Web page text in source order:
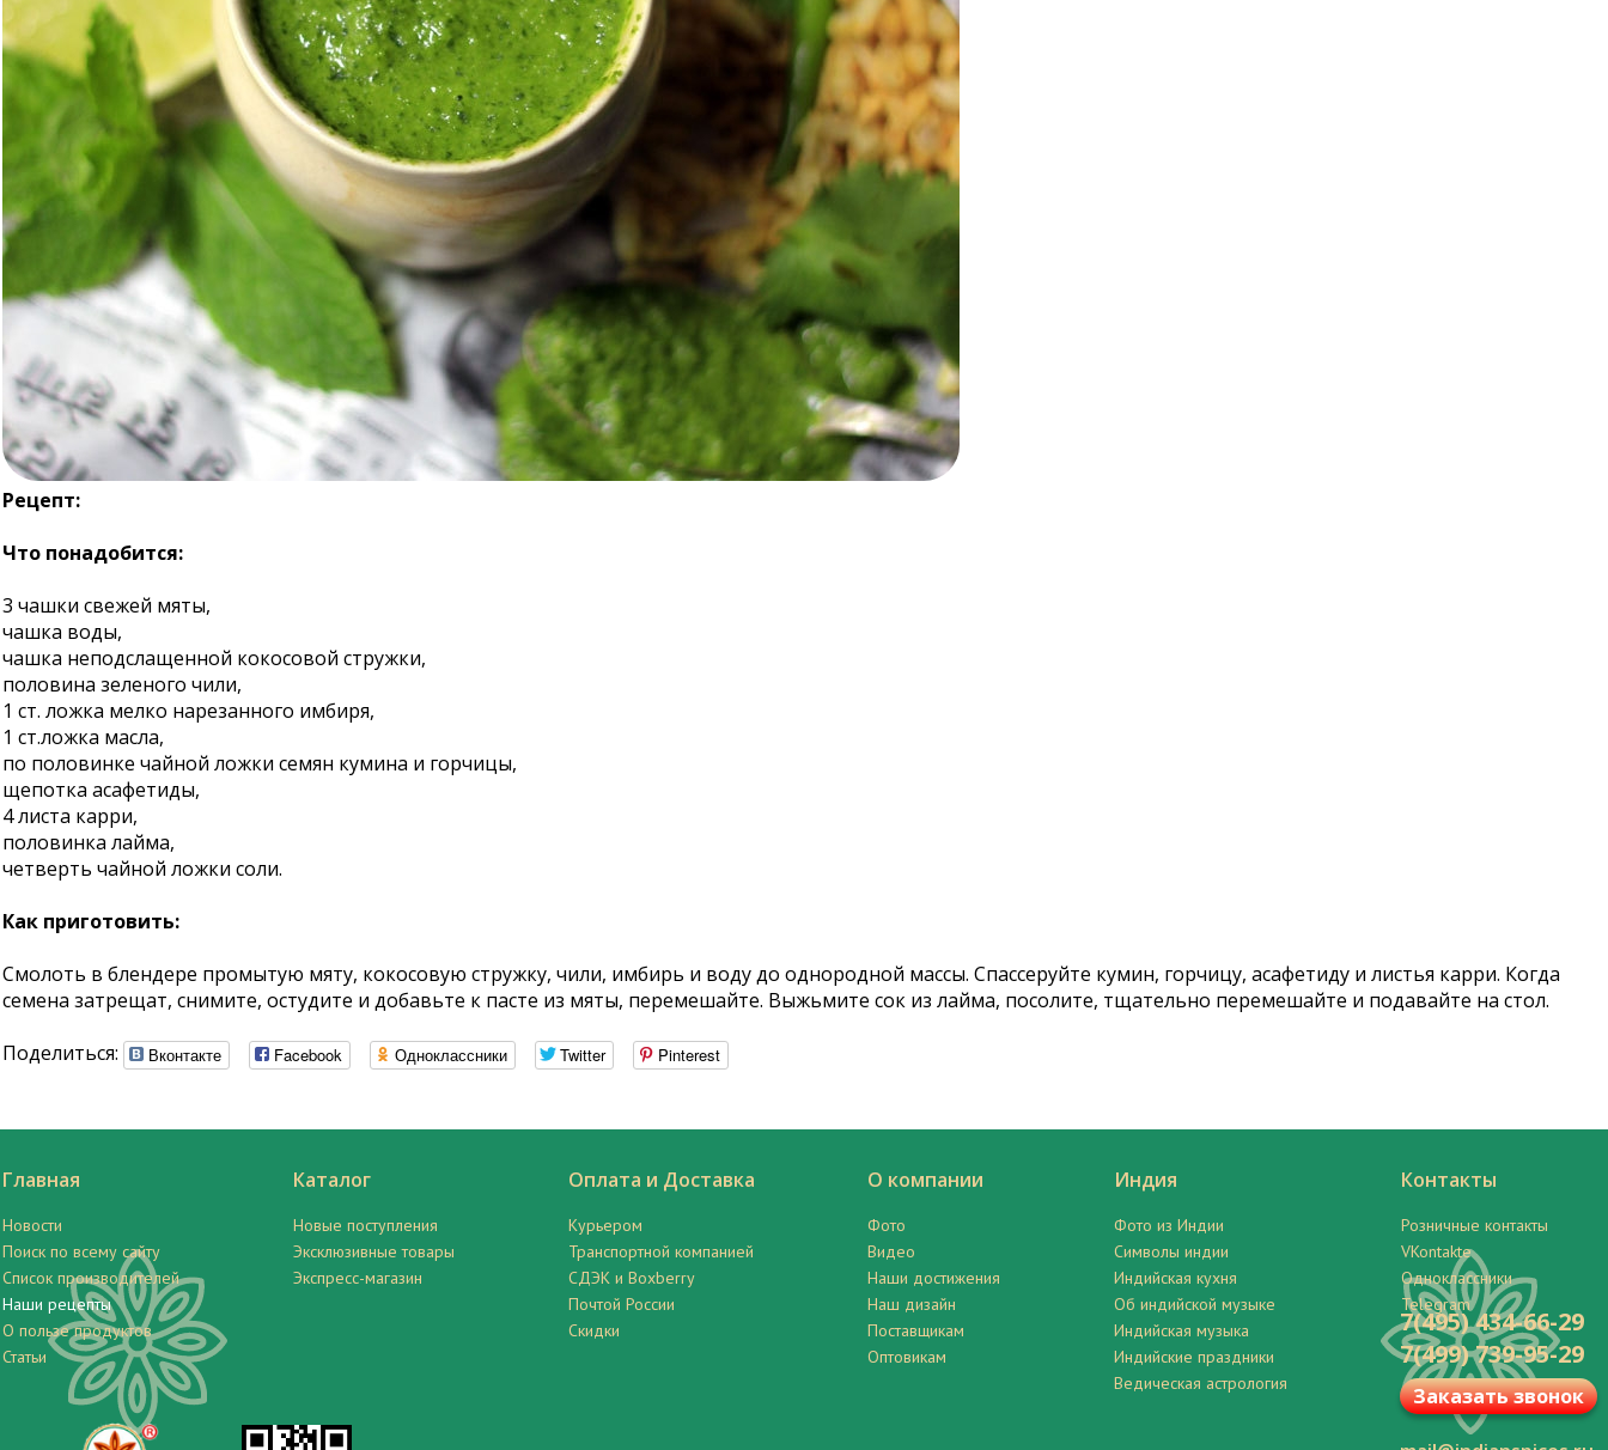
Рецепт:
Что понадобится:
3 чашки свежей мяты,
чашка воды,
чашка неподслащенной кокосовой стружки,
половина зеленого чили,
1 ст. ложка мелко нарезанного имбиря,
1 ст.ложка масла,
по половинке чайной ложки семян кумина и горчицы,
щепотка асафетиды,
4 листа карри,
половинка лайма,
четверть чайной ложки соли.
Как приготовить:
Смолоть в блендере промытую мяту, кокосовую стружку, чили, имбирь и воду до однородной массы. Спассеруйте кумин, горчицу, асафетиду и листья карри. Когда
семена затрещат, снимите, остудите и добавьте к пасте из мяты, перемешайте. Выжьмите сок из лайма, посолите, тщательно перемешайте и подавайте на стол.
Поделиться:
Вконтакте Facebook Одноклассники Twitter Pinterest
Главная
Новости
Поиск по всему сайту
Список производителей
Наши рецепты
О пользе продуктов
Статьи
Каталог
Новые поступления
Эксклюзивные товары
Экспресс-магазин
Оплата и Доставка
Курьером
Транспортной компанией
СДЭК и Boxberry
Почтой России
Скидки
О компании
Фото
Видео
Наши достижения
Наш дизайн
Поставщикам
Оптовикам
Индия
Фото из Индии
Символы индии
Индийская кухня
Об индийской музыке
Индийская музыка
Индийские праздники
Ведическая астрология
Контакты
Розничные контакты
VKontakte
Одноклассники
Telegram
7(495) 434-66-29
7(499) 739-95-29
Заказать звонок